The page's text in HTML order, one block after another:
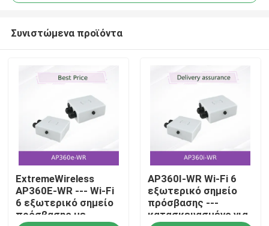
Προϊόντα
Βίντεο
Συνιστώμενα προϊόντα
ExtremeWireless
AP360E-WR --- Wi-Fi
6 εξωτερικό σημείο
πρόσβασης με
AP360I-WR Wi-Fi 6
εξωτερικό σημείο
πρόσβασης ---
κατασκευασμένο για